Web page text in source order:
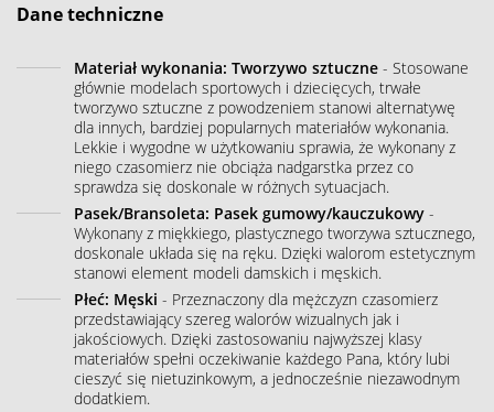
Dane techniczne
Materiał wykonania: Tworzywo sztuczne - Stosowane
głównie modelach sportowych i dziecięcych, trwałe
tworzywo sztuczne z powodzeniem stanowi alternatywę
dla innych, bardziej popularnych materiałów wykonania.
Lekkie i wygodne w użytkowaniu sprawia, że wykonany z
niego czasomierz nie obciąża nadgarstka przez co
sprawdza się doskonale w różnych sytuacjach.
Pasek/Bransoleta: Pasek gumowy/kauczukowy -
Wykonany z miękkiego, plastycznego tworzywa sztucznego,
doskonale układa się na ręku. Dzięki walorom estetycznym
stanowi element modeli damskich i męskich.
Płeć: Męski - Przeznaczony dla mężczyzn czasomierz
przedstawiający szereg walorów wizualnych jak i
jakościowych. Dzięki zastosowaniu najwyższej klasy
materiałów spełni oczekiwanie każdego Pana, który lubi
cieszyć się nietuzinkowym, a jednocześnie niezawodnym
dodatkiem.